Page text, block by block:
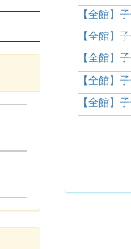
【全館】
【全館】
【全館】
【全館】
【全館】